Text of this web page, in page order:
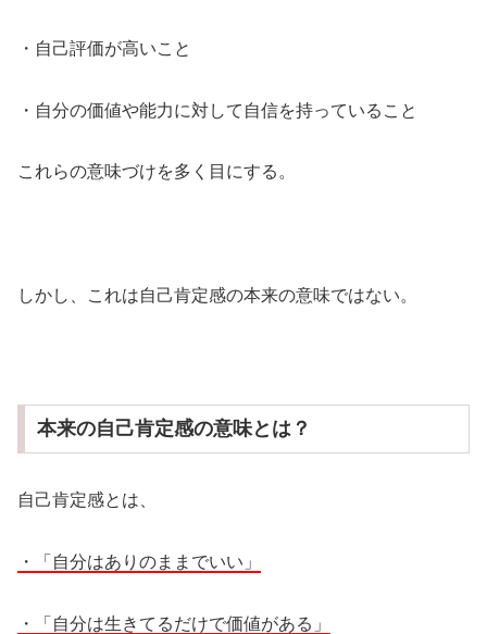
・自己評価が高いこと
・自分の価値や能力に対して自信を持っていること
これらの意味づけを多く目にする。
しかし、これは自己肯定感の本来の意味ではない。
本来の自己肯定感の意味とは？
自己肯定感とは、
・「自分はありのままでいい」
・「自分は生きてるだけで価値がある」